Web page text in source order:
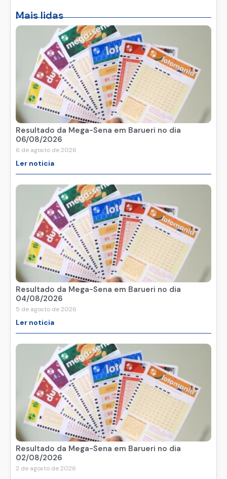
Mais lidas
Resultado da Mega-Sena em Barueri no dia
06/08/2026
6 de agosto de 2026
Ler noticia
Resultado da Mega-Sena em Barueri no dia
04/08/2026
5 de agosto de 2026
Ler noticia
Resultado da Mega-Sena em Barueri no dia
02/08/2026
2 de agosto de 2026